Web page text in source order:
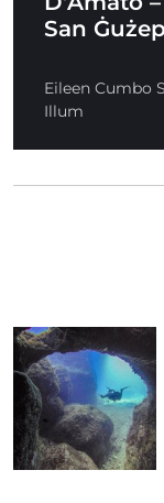
San
Eileen Cumbo
Illum